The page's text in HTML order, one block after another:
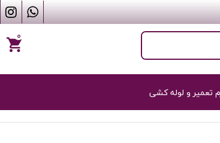
۰
تعمیر و لوله کشی